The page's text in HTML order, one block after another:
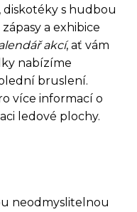
diskotéky s hudbou
a exhibice
akcí, ať vám
nabízíme
bruslení.
více informací o
ledové plochy.
neodmyslitelnou